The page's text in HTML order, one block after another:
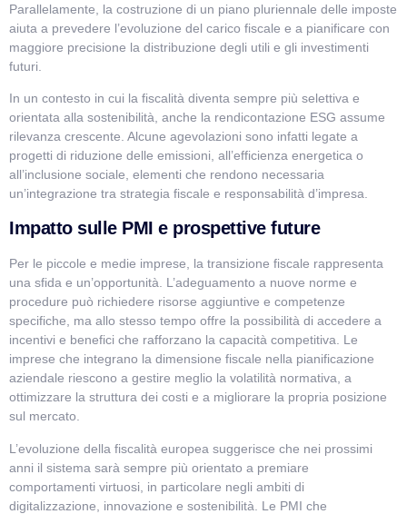
Parallelamente, la costruzione di un piano pluriennale delle imposte
aiuta a prevedere l’evoluzione del carico fiscale e a pianificare con
maggiore precisione la distribuzione degli utili e gli investimenti
futuri.
In un contesto in cui la fiscalità diventa sempre più selettiva e
orientata alla sostenibilità, anche la rendicontazione ESG assume
rilevanza crescente. Alcune agevolazioni sono infatti legate a
progetti di riduzione delle emissioni, all’efficienza energetica o
all’inclusione sociale, elementi che rendono necessaria
un’integrazione tra strategia fiscale e responsabilità d’impresa.
Impatto sulle PMI e prospettive future
Per le piccole e medie imprese, la transizione fiscale rappresenta
una sfida e un’opportunità. L’adeguamento a nuove norme e
procedure può richiedere risorse aggiuntive e competenze
specifiche, ma allo stesso tempo offre la possibilità di accedere a
incentivi e benefici che rafforzano la capacità competitiva. Le
imprese che integrano la dimensione fiscale nella pianificazione
aziendale riescono a gestire meglio la volatilità normativa, a
ottimizzare la struttura dei costi e a migliorare la propria posizione
sul mercato.
L’evoluzione della fiscalità europea suggerisce che nei prossimi
anni il sistema sarà sempre più orientato a premiare
comportamenti virtuosi, in particolare negli ambiti di
digitalizzazione, innovazione e sostenibilità. Le PMI che